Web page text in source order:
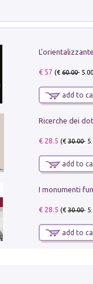
€ 57 (€60.00-
add to
€ 28.5 (€30.00-
add to
€ 28.5 (€30.00-
add to